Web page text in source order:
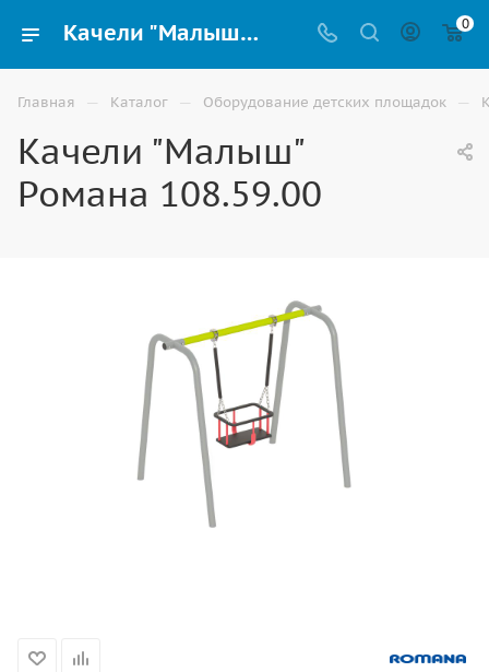
Качели "Малыш" Романа 108.59.00 купить для детей уличные по доступной цене в Волгограде 0
Главная — Каталог — Оборудование детских площадок —
Качели "Малыш"
Романа 108.59.00